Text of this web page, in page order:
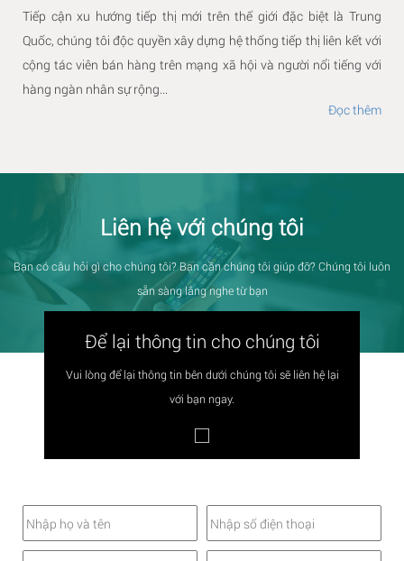
Tiếp cận xu hướng tiếp thị mới trên thế giới đặc biệt là Trung
Quốc, chúng tôi độc quyền xây dựng hệ thống tiếp thị liên kết với
cộng tác viên bán hàng trên mạng xã hội và người nổi tiếng với
hàng ngàn nhân sự rộng...
Đọc thêm
Liên hệ với chúng tôi
Bạn có câu hỏi gì cho chúng tôi? Bạn cần chúng tôi giúp đỡ? Chúng tôi luôn
sẵn sàng lắng nghe từ bạn
Để lại thông tin cho chúng tôi
Vui lòng để lại thông tin bên dưới chúng tôi sẽ liên hệ lại
với bạn ngay.